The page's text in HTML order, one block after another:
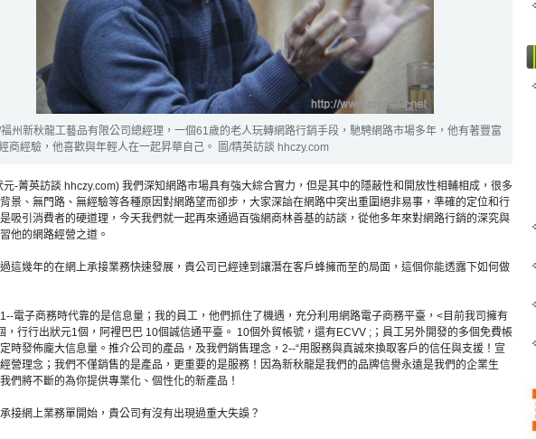
州新秋龍工藝品有限公司總經理，一個61歲的老人玩轉網路行銷手段，馳騁網路市場多年，他有著豐富
商經驗，他喜歡與年輕人在一起昇華自己。 圖/精英訪談 hhczy.com
元-菁英訪談 hhczy.com) 我們深知網路市場具有強大綜合實力，但是其中的隱蔽性和開放性相輔相成，很多
景、無門路、無經驗等各種原因對網路望而卻步，大家深諳在網路中突出重圍絕非易事，準確的定位和行
吸引消費者的硬道理，今天我們就一起再來通過百強網商林善基的訪談，從他多年來對網路行銷的深究與
他的網路經營之道。
這幾年的在網上承接業務快速發展，貴公司已經達到讓潛在客戶蜂擁而至的局面，這個你能透露下如何做
電子商務時代靠的是信息量；我的員工，他們抓住了機遇，充分利用網路電子商務平臺，<目前我司擁有
，行行出狀元1個，阿裡巴巴 10個誠信通平臺。 10個外貿帳號，還有ECVV ;；員工另外開發的多個免費帳
時發佈龐大信息量。推介公司的產品，及我們銷售理念，2--“用服務與真誠來換取客戶的信任與支援！宣
營理念；我們不僅銷售的是產品，更重要的是服務！因為新秋龍是我們的品牌信譽永遠是我們的企業生
們將不斷的為你提供專業化、個性化的新產品！
接網上業務單開始，貴公司有沒有出現過重大失誤？